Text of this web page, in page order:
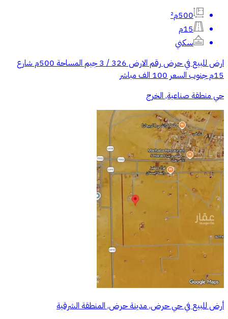
500م²
15م
سكني
ارض للبيع في حرض رقم الارض 326 / 3 جيم المساحة 500م شارع
15م جنوب السعر 100 الف مباشر
حي منطقة صناعية, الخرج
أرض للبيع في حي حرض, مدينة حرض, المنطقة الشرقية